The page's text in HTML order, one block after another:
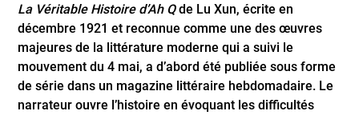
La Véritable Histoire d’Ah Qde Lu Xun, écrite en
décembre 1921 et reconnue comme une des œuvres
majeures de la littérature moderne qui a suivi le
mouvement du 4 mai, a d’abord été publiée sous forme
de série dans un magazine littéraire hebdomadaire. Le
narrateur ouvre l’histoire en évoquant les difficultés